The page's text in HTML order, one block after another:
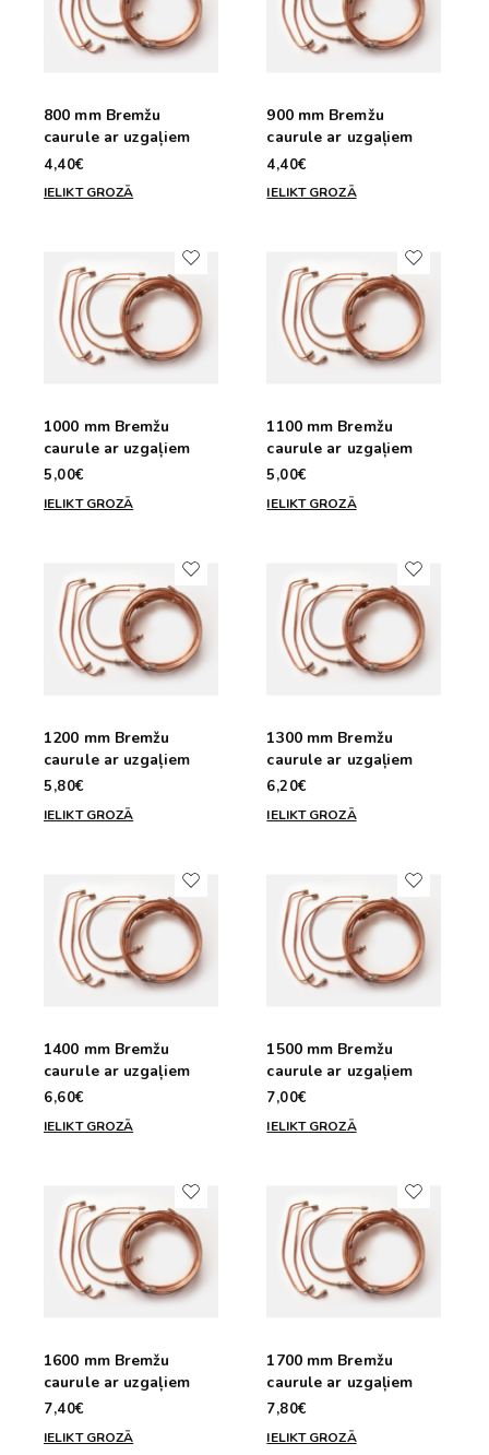
800 mm Bremžu
caurule ar uzgaļiem
4,40€
IELIKT GROZĀ
900 mm Bremžu
caurule ar uzgaļiem
4,40€
IELIKT GROZĀ
1000 mm Bremžu
caurule ar uzgaļiem
5,00€
IELIKT GROZĀ
1100 mm Bremžu
caurule ar uzgaļiem
5,00€
IELIKT GROZĀ
1200 mm Bremžu
caurule ar uzgaļiem
5,80€
IELIKT GROZĀ
1300 mm Bremžu
caurule ar uzgaļiem
6,20€
IELIKT GROZĀ
1400 mm Bremžu
caurule ar uzgaļiem
6,60€
IELIKT GROZĀ
1500 mm Bremžu
caurule ar uzgaļiem
7,00€
IELIKT GROZĀ
1600 mm Bremžu
caurule ar uzgaļiem
7,40€
IELIKT GROZĀ
1700 mm Bremžu
caurule ar uzgaļiem
7,80€
IELIKT GROZĀ